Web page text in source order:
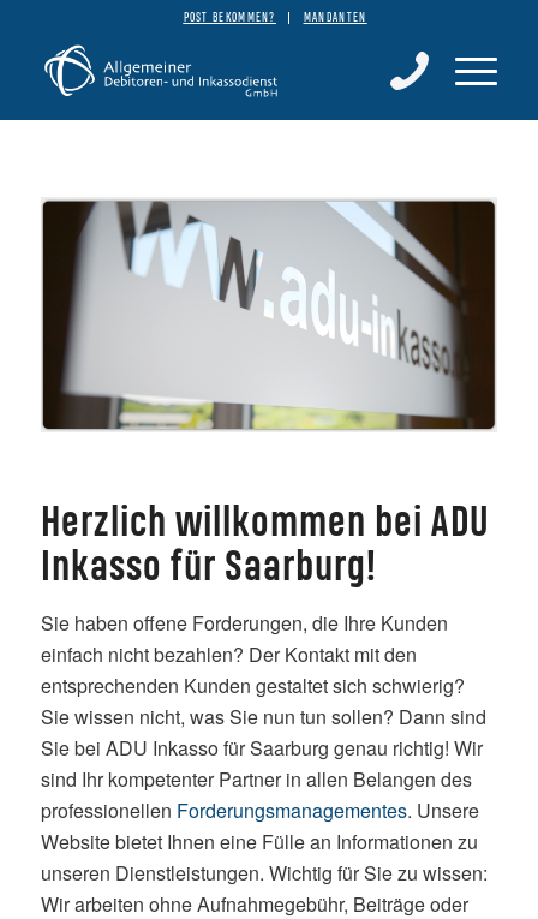
POST BEKOMMEN? MANDANTEN
Herzlich willkommen bei ADU
Inkasso für Saarburg!
Sie haben offene Forderungen, die Ihre Kunden
einfach nicht bezahlen? Der Kontakt mit den
entsprechenden Kunden gestaltet sich schwierig?
Sie wissen nicht, was Sie nun tun sollen? Dann sind
Sie bei ADU Inkasso für Saarburg genau richtig! Wir
sind Ihr kompetenter Partner in allen Belangen des
professionellen Forderungsmanagementes. Unsere
Website bietet Ihnen eine Fülle an Informationen zu
unseren Dienstleistungen. Wichtig für Sie zu wissen:
Wir arbeiten ohne Aufnahmegebühr, Beiträge oder